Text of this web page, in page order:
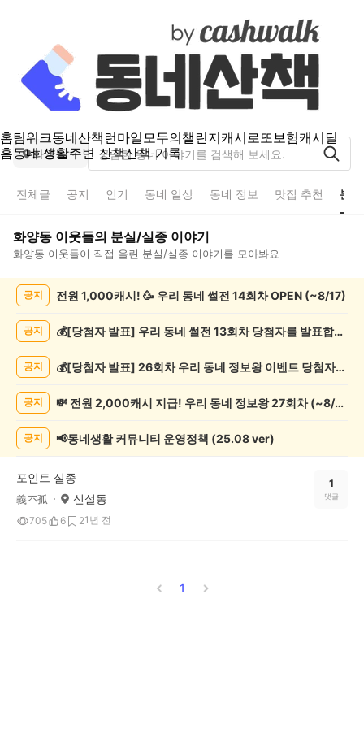
홈팀워크동네산책런마일모두의챌린지캐시로또보험캐시딜
홈동네 생활주변 산책산책 기록
화양동
전체글 공지 인기 동네 일상 동네 정보 맛집 추천 분
화양동 이웃들의 분실/실종 이야기
화양동 이웃들이 직접 올린 분실/실종 이야기를 모아봐요
록
공지 전원 1,000캐시! 🥳 우리 동네 썰전 14회차 OPEN (~8/17)
공지 💰[당첨자 발표] 우리 동네 썰전 13회차 당첨자를 발표합니다!
공지 💰[당첨자 발표] 26회차 우리 동네 정보왕 이벤트 당첨자를 발표합니다!
공지 💸 전원 2,000캐시 지급! 우리 동네 정보왕 27회차 (~8/10)
공지 📢동네생활 커뮤니티 운영정책 (25.08 ver)
포인트 실종
義不孤 신설동
705 6 21년 전
1
댓글
1